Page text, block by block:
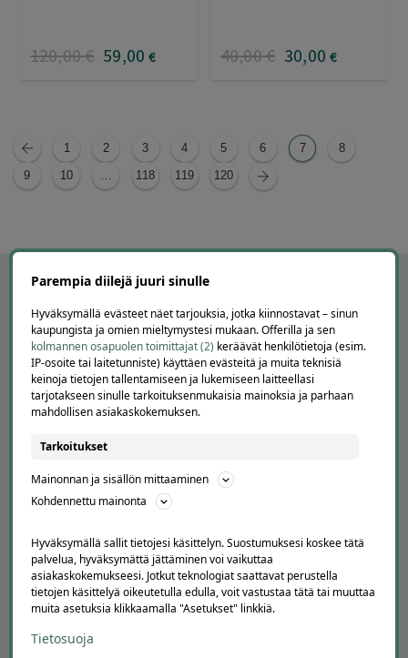
120,00€ 59,00 € 40,00€ 30,00 €
1 2 3 4 5 6 7 8
9 10 … 118 119 120
APUA JA NEUVOJA
Peruuta tilaus
Asiakaspalvelu
Usein kysytyt kysymykset
Suosittele Offerillaa
TUTUSTU MEIHIN
Ajankohtaista
Parempia diilejä juuri sinulle
Hyväksymällä evästeet näet tarjouksia, jotka kiinnostavat – sinun
kaupungista ja omien mieltymystesi mukaan. Offerilla ja sen
kolmannen osapuolen toimittajat (2) keräävät henkilötietoja (esim.
IP-osoite tai laitetunniste) käyttäen evästeitä ja muita teknisiä
keinoja tietojen tallentamiseen ja lukemiseen laitteellasi
tarjotakseen sinulle tarkoituksenmukaisia mainoksia ja parhaan
mahdollisen asiakaskokemuksen.
Tarkoitukset
Mainonnan ja sisällön mittaaminen
Kohdennettu mainonta
Hyväksymällä sallit tietojesi käsittelyn. Suostumuksesi koskee tätä
palvelua, hyväksymättä jättäminen voi vaikuttaa
asiakaskokemukseesi. Jotkut teknologiat saattavat perustella
tietojen käsittelyä oikeutetulla edulla, voit vastustaa tätä tai muuttaa
muita asetuksia klikkaamalla "Asetukset" linkkiä.
Tietosuoja